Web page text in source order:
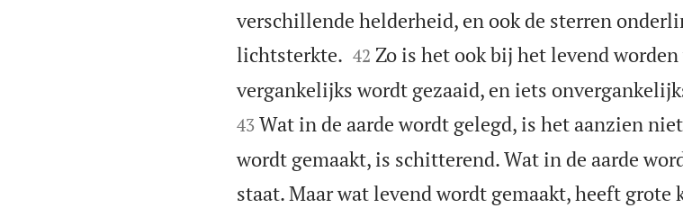
verschillende helderheid, en ook de sterren
lichtsterkte.
42 Zo is het ook bij het levend
vergankelijks wordt gezaaid, en iets
43 Wat in de aarde wordt gelegd, is het aanzien
wordt gemaakt, is schitterend. Wat in de aarde
staat. Maar wat levend wordt gemaakt, heeft grote